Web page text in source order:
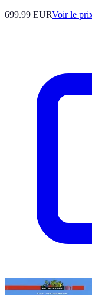
699.99 EURVoir le